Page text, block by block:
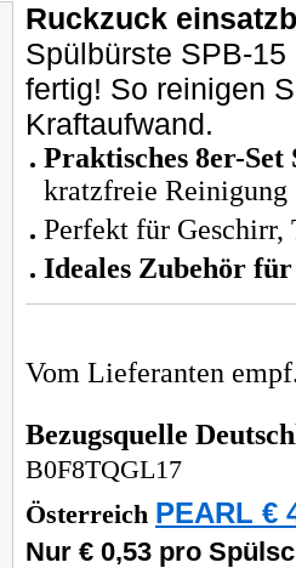
Ruckzuck
Spülbürste SPB-
fertig! So reinigen
Kraftaufwand.
Praktisches 8er-Set
kratzfreie Reinigung
Perfekt für Geschirr,
Ideales Zubehör
Vom Lieferanten
Bezugsquelle
B0F8TQGL17
Österreich PEARL €
Nur € 0,53 pro